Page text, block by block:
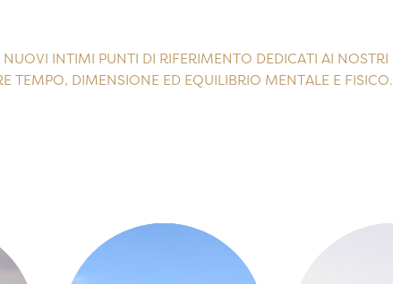
INTIMI PUNTI DI RIFERIMENTO DEDICATI AI NOSTRI
TEMPO, DIMENSIONE ED EQUILIBRIO MENTALE E FISICO.